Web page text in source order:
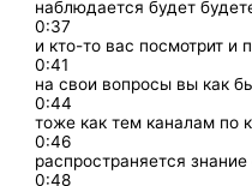
наблюдается будет
0:37
и кто-то вас посмотрит и
0:41
на свои вопросы вы как
0:44
тоже как тем каналам по
0:46
распространяется
0:48